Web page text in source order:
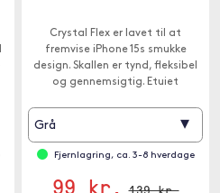
Crystal Flex er lavet til at
fremvise iPhone 15s smukke
design. Skallen er tynd, fleksibel
og gennemsigtig. Etuiet
Grå ▾
Fjernlagring, ca. 3-8 hverdage
99 kr.